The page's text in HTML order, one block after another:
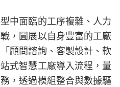
中面臨的工序複雜、人力
，圓展以自身豐富的工廠
顧問諮詢、客製設計、軟
式智慧工廠導入流程，量
，透過模組整合與數據驅